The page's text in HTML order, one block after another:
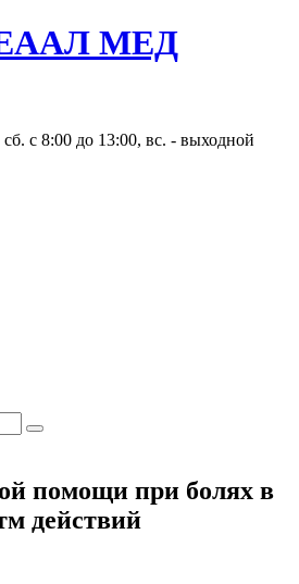
МЕД
с 8:00 до 13:00, вс. - выходной
помощи при болях в
действий